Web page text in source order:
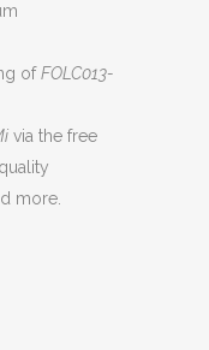
ofFOLC013-
via the free
more.